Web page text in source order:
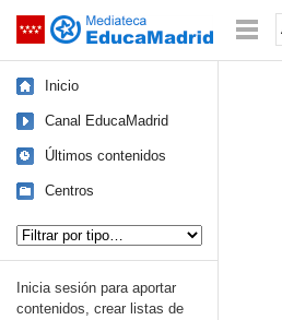
Saltar navegación
Inicio
Canal EducaMadrid
Últimos contenidos
Centros
Inicia sesión para aportar
contenidos, crear listas de